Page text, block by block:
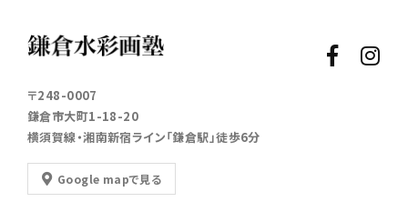
〒248-0007
鎌倉市大町1-18-20
横須賀線・湘南新宿ライン「鎌倉駅」徒歩6分
Google mapで見る